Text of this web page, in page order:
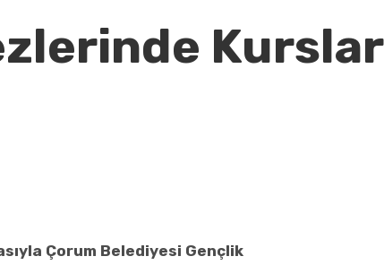
Kurslar
Çorum Belediyesi Gençlik